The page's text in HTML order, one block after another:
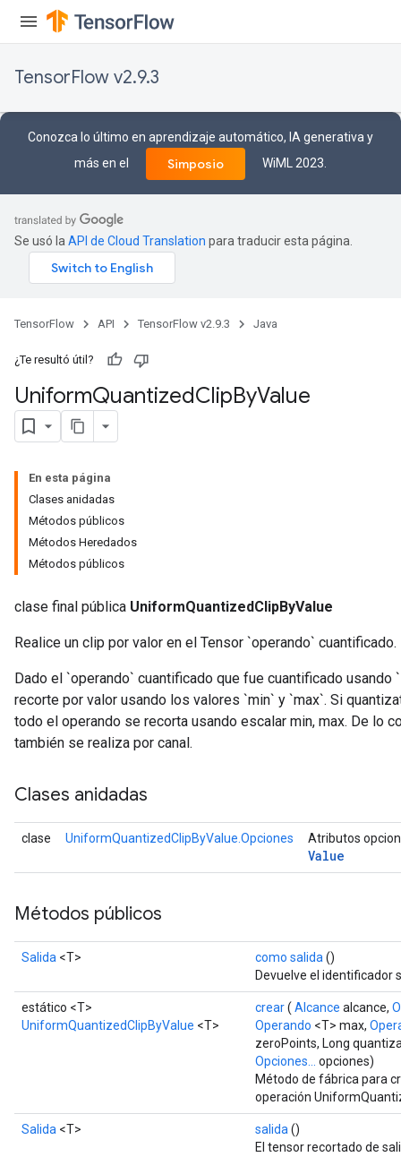
TensorFlow v2.9.3
Conozca lo último en aprendizaje automático, IA generativa y
más en el
Simposio WiML 2023.
Se usó la API de Cloud Translation para traducir esta página.
TensorFlow API TensorFlow v2.9.3 Java
¿Te resultó útil?
UniformQuantizedClipByValue
En esta página
Clases anidadas
Métodos públicos
Métodos Heredados
Métodos públicos
clase final pública UniformQuantizedClipByValue
Realice un clip por valor en el Tensor `operando` cuantificado.
Dado el `operando` cuantificado que fue cuantificado
recorte por valor usando los valores `min` y `max`. Si
todo el operando se recorta usando escalar min, max. De lo
también se realiza por canal.
Clases anidadas
clase UniformQuantizedClipByValue.Opciones Atributos
Value
Métodos públicos
Salida <T> como salida ()
Devuelve el identificador
estático <T>
UniformQuantizedClipByValue <T>
crear( Alcance alcance,
Operando <T> max,
zeroPoints, Long
Opciones...
opciones)
Método de fábrica para
operación
Salida <T> salida ()
El tensor recortado de